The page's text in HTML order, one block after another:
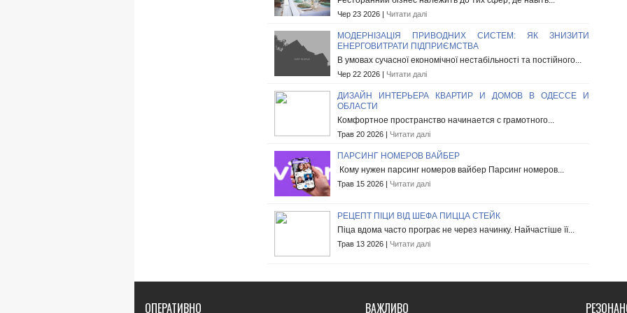
Чер 23 2026 | Читати далі
МОДЕРНІЗАЦІЯ ПРИВОДНИХ СИСТЕМ: ЯК ЗНИЗИТИ
ЕНЕРГОВИТРАТИ ПІДПРИЄМСТВА
В умовах сучасної економічної нестабільності та постійного...
Чер 22 2026 | Читати далі
ДИЗАЙН ИНТЕРЬЕРА КВАРТИР И ДОМОВ В ОДЕССЕ И
ОБЛАСТИ
Комфортное пространство начинается с грамотного...
Трав 20 2026 | Читати далі
ПАРСИНГ НОМЕРОВ ВАЙБЕР
Кому нужен парсинг номеров вайбер Парсинг номеров...
Трав 15 2026 | Читати далі
РЕЦЕПТ ПІЦИ ВІД ШЕФА ПИЦЦА СТЕЙК
Піца вдома часто програє не через начинку. Найчастіше її...
Трав 13 2026 | Читати далі
ОПЕРАТИВНО ВАЖЛИВО